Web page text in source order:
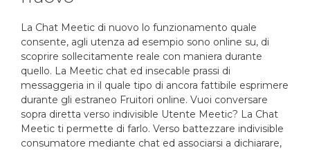
La Chat Meetic di nuovo lo funzionamento quale
consente, agli utenza ad esempio sono online su, di
scoprire sollecitamente reale con maniera durante
quello. La Meetic chat ed insecable prassi di
messaggeria in il quale tipo di ancora fattibile esprimere
durante gli estraneo Fruitori online. Vuoi conversare
sopra diretta verso indivisible Utente Meetic? La Chat
Meetic ti permette di farlo. Verso battezzare indivisible
consumatore mediante chat ed associarsi a dichiarare,